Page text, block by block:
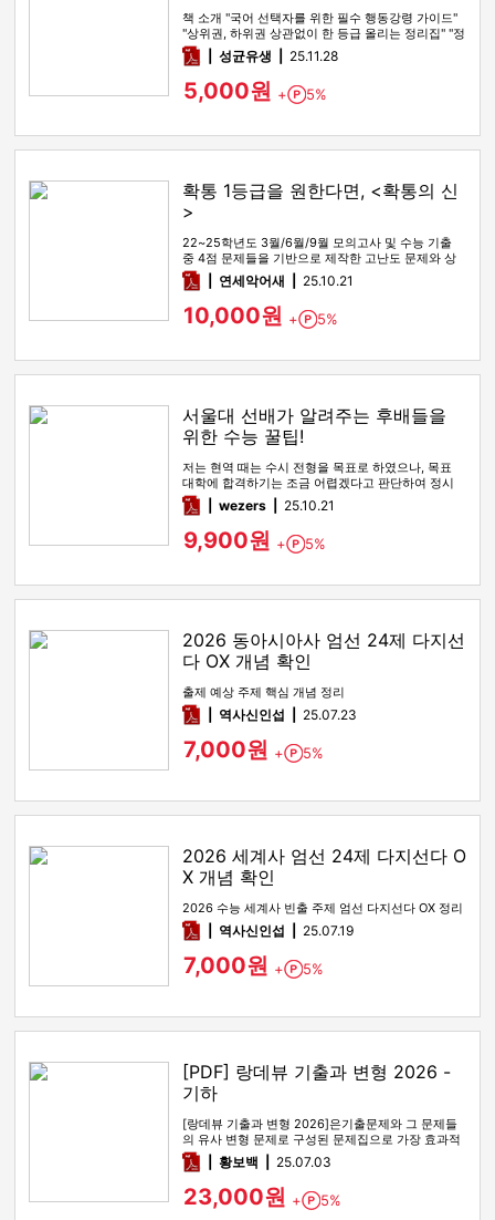
책 소개 "국어 선택자를 위한 필수 행동강령 가이드"
"상위권, 하위권 상관없이 한 등급 올리는 정리집" "정
시파이터 적극 …
pdf성균유생 25.11.28
5,000원 + Point
5%
확통 1등급을 원한다면, <확통의 신
>
22~25학년도 3월/6월/9월 모의고사 및 수능 기출
중 4점 문제들을 기반으로 제작한 고난도 문제와 상
세한 해설
pdf연세악어새 25.10.21
10,000원 + Point
5%
서울대 선배가 알려주는 후배들을
위한 수능 꿀팁!
저는 현역 때는 수시 전형을 목표로 하였으나, 목표
대학에 합격하기는 조금 어렵겠다고 판단하여 정시
전형을 노리며 재수를 시…
pdfwezers 25.10.21
9,900원 + Point
5%
2026 동아시아사 엄선 24제 다지선
다 OX 개념 확인
출제 예상 주제 핵심 개념 정리
pdf역사신인섭 25.07.23
7,000원 + Point
5%
2026 세계사 엄선 24제 다지선다 O
X 개념 확인
2026 수능 세계사 빈출 주제 엄선 다지선다 OX 정리
pdf역사신인섭 25.07.19
7,000원 + Point
5%
[PDF] 랑데뷰 기출과 변형 2026 -
기하
[랑데뷰 기출과 변형 2026]은기출문제와 그 문제들
의 유사 변형 문제로 구성된 문제집으로 가장 효과적
인 기출문제 공부 방법…
pdf황보백 25.07.03
23,000원 + Point
5%